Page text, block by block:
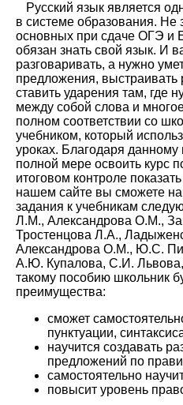
Русский язык является
в системе образования. Не
основных при сдаче ОГЭ и
обязан знать свой язык. И
разговаривать, а нужно
предложения, выстраивать
ставить ударения там, где
между собой слова и
полном соответствии со
учебником, который
уроках. Благодаря данному
полной мере освоить курс
итоговом контроле
нашем сайте вы сможете
задания к учебникам
Л.М., Александрова О.М.,
Тростенцова Л.А.,
Александрова О.М., Ю.С.
А.Ю. Купалова, С.И.
такому пособию школьник
преимущества:
сможет
пунктуации,
научится создавать
предложений по
самостоятельно
повысит уровень